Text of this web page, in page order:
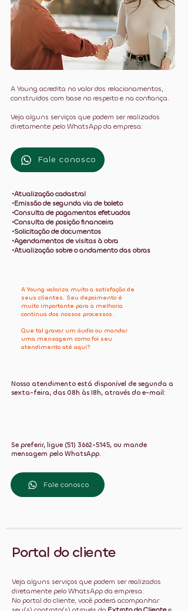
A Young acredita no valor dos relacionamentos,
construídos com base no respeito e na confiança.
Veja alguns serviços que podem ser realizados
diretamente pelo WhatsApp da empresa:
Fale conosco
•Atualização cadastral
•Emissão de segunda via de boleto
•Consulta de pagamentos efetuados
•Consulta de posição financeira
•Solicitação de documentos
•Agendamentos de visitas à obra
•Atualização sobre o andamento das obras
A Young valoriza muito a satisfação de
seus clientes. Seu depoimento é
muito importante para a melhoria
contínua dos nossos processos.
Que tal gravar um áudio ou mandar
uma mensagem como foi seu
atendimento até aqui?
Nosso atendimento está disponível de segunda a
sexta-feira, das 08h às I8h, através do e-mail:
Se preferir, ligue (51) 3662-5145, ou mande
mensagem pelo WhatsApp.
Fale conosco
Portal do cliente
Veja alguns serviços que podem ser realizados
diretamente pelo WhatsApp da empresa:
No portal do cliente, você poderá acompanhar